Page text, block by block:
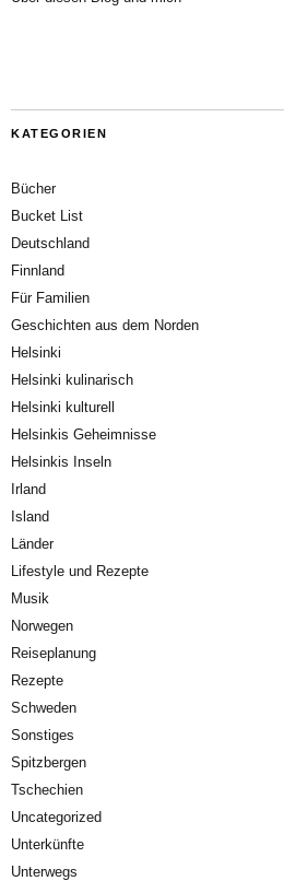
KATEGORIEN
Bücher
Bucket List
Deutschland
Finnland
Für Familien
Geschichten aus dem Norden
Helsinki
Helsinki kulinarisch
Helsinki kulturell
Helsinkis Geheimnisse
Helsinkis Inseln
Irland
Island
Länder
Lifestyle und Rezepte
Musik
Norwegen
Reiseplanung
Rezepte
Schweden
Sonstiges
Spitzbergen
Tschechien
Uncategorized
Unterkünfte
Unterwegs